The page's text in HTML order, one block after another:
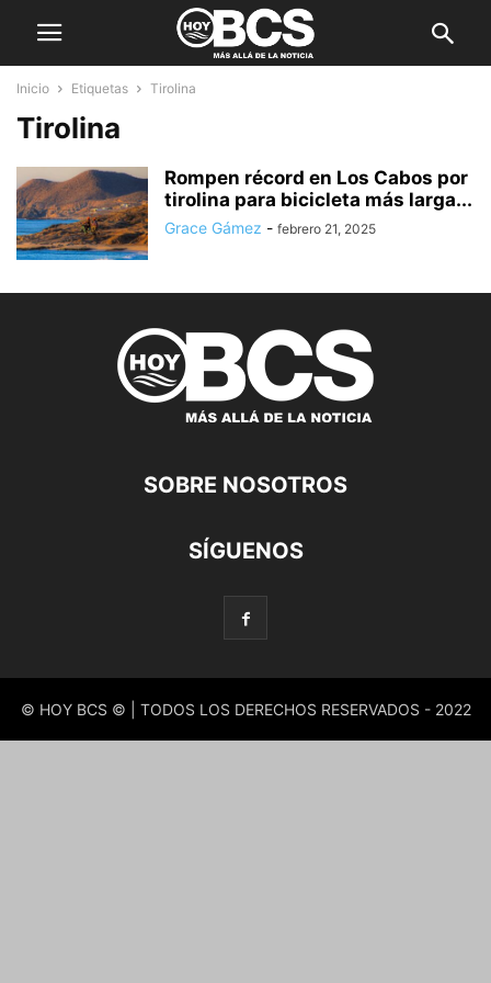
Inicio Etiquetas Tirolina
Tirolina
Rompen récord en Los Cabos por
tirolina para bicicleta más larga...
Grace Gámez - febrero 21, 2025
SOBRE NOSOTROS
SÍGUENOS
© HOY BCS © | TODOS LOS DERECHOS RESERVADOS - 2022